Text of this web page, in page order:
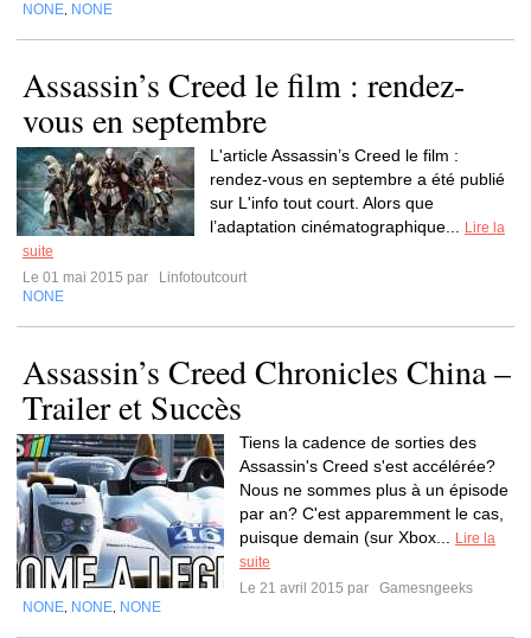
NONE NONE
Assassin’s Creed le film : rendez-
vous en septembre
L'article Assassin’s Creed le film :
rendez-vous en septembre a été publié
sur L'info tout court. Alors que
l’adaptation cinématographique...
Lire la
suite
Le 01 mai 2015 par
Linfotoutcourt
NONE
Assassin’s Creed Chronicles China –
Trailer et Succès
Tiens la cadence de sorties des
Assassin's Creed s'est accélérée?
Nous ne sommes plus à un épisode
par an? C'est apparemment le cas,
puisque demain (sur Xbox...
Lire la
suite
Le 21 avril 2015 par
Gamesngeeks
NONE NONE NONE